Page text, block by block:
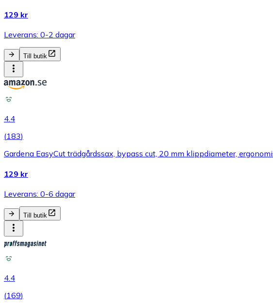
129 kr
Leverans: 0-2 dagar
Till butik
4.4
(183)
Gardena EasyCut trädgårdssax, bypass cut, 20 mm klippdiameter,
129 kr
Leverans: 0-6 dagar
Till butik
4.4
(169)